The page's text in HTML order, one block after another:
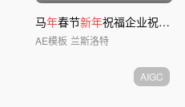
马年春节新年祝福企业祝福边框
AE模板 兰斯洛特
AIGC